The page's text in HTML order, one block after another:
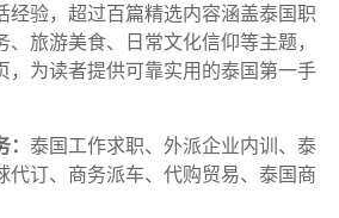
经验，超过百篇精选内容涵盖泰国职
旅游美食、日常文化信仰等主题，
，为读者提供可靠实用的泰国第一手
：泰国工作求职、外派企业内训、泰
代订、商务派车、代购贸易、泰国商